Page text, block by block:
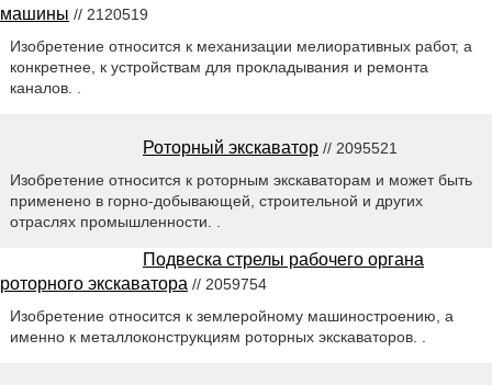
машины // 2120519
Изобретение относится к механизации мелиоративных работ, а
конкретнее, к устройствам для прокладывания и ремонта
каналов. .
Роторный экскаватор // 2095521
Изобретение относится к роторным экскаваторам и может быть
применено в горно-добывающей, строительной и других
отраслях промышленности. .
Подвеска стрелы рабочего органа
роторного экскаватора // 2059754
Изобретение относится к землеройному машиностроению, а
именно к металлоконструкциям роторных экскаваторов. .